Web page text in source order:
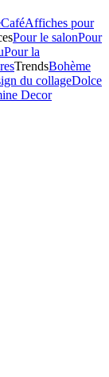
CaféAffiches pour
Pour le salonPour
Pour la
TrendsBohème
du collageDolce
Decor